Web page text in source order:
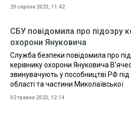
29 серпня 2023, 11:42
СБУ повідомила про підозру
охорони Януковича
Служба безпеки повідомила про
керівнику охорони Януковича
звинувачують у пособництві РФ під
області та частини Миколаївської
02 травня 2023, 12:14